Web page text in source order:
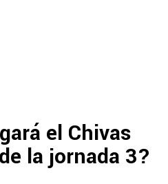
el Chivas
la jornada 3?